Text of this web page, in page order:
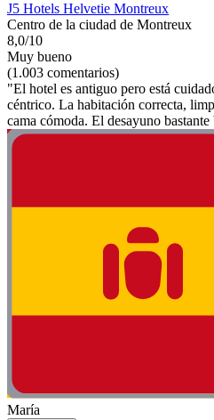
J5 Hotels Helvetie Montreux
Centro de la ciudad de Montreux
8,0/10
Muy bueno
(1.003 comentarios)
"El hotel es antiguo pero está
céntrico. La habitación correcta,
cama cómoda. El desayuno
María